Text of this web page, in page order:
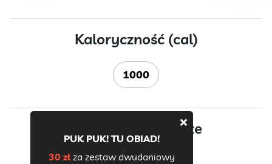
Kaloryczność (cal)
1000
Składniki odżywcze
PUK PUK! TU OBIAD!
30 zł za zestaw dwudaniowy